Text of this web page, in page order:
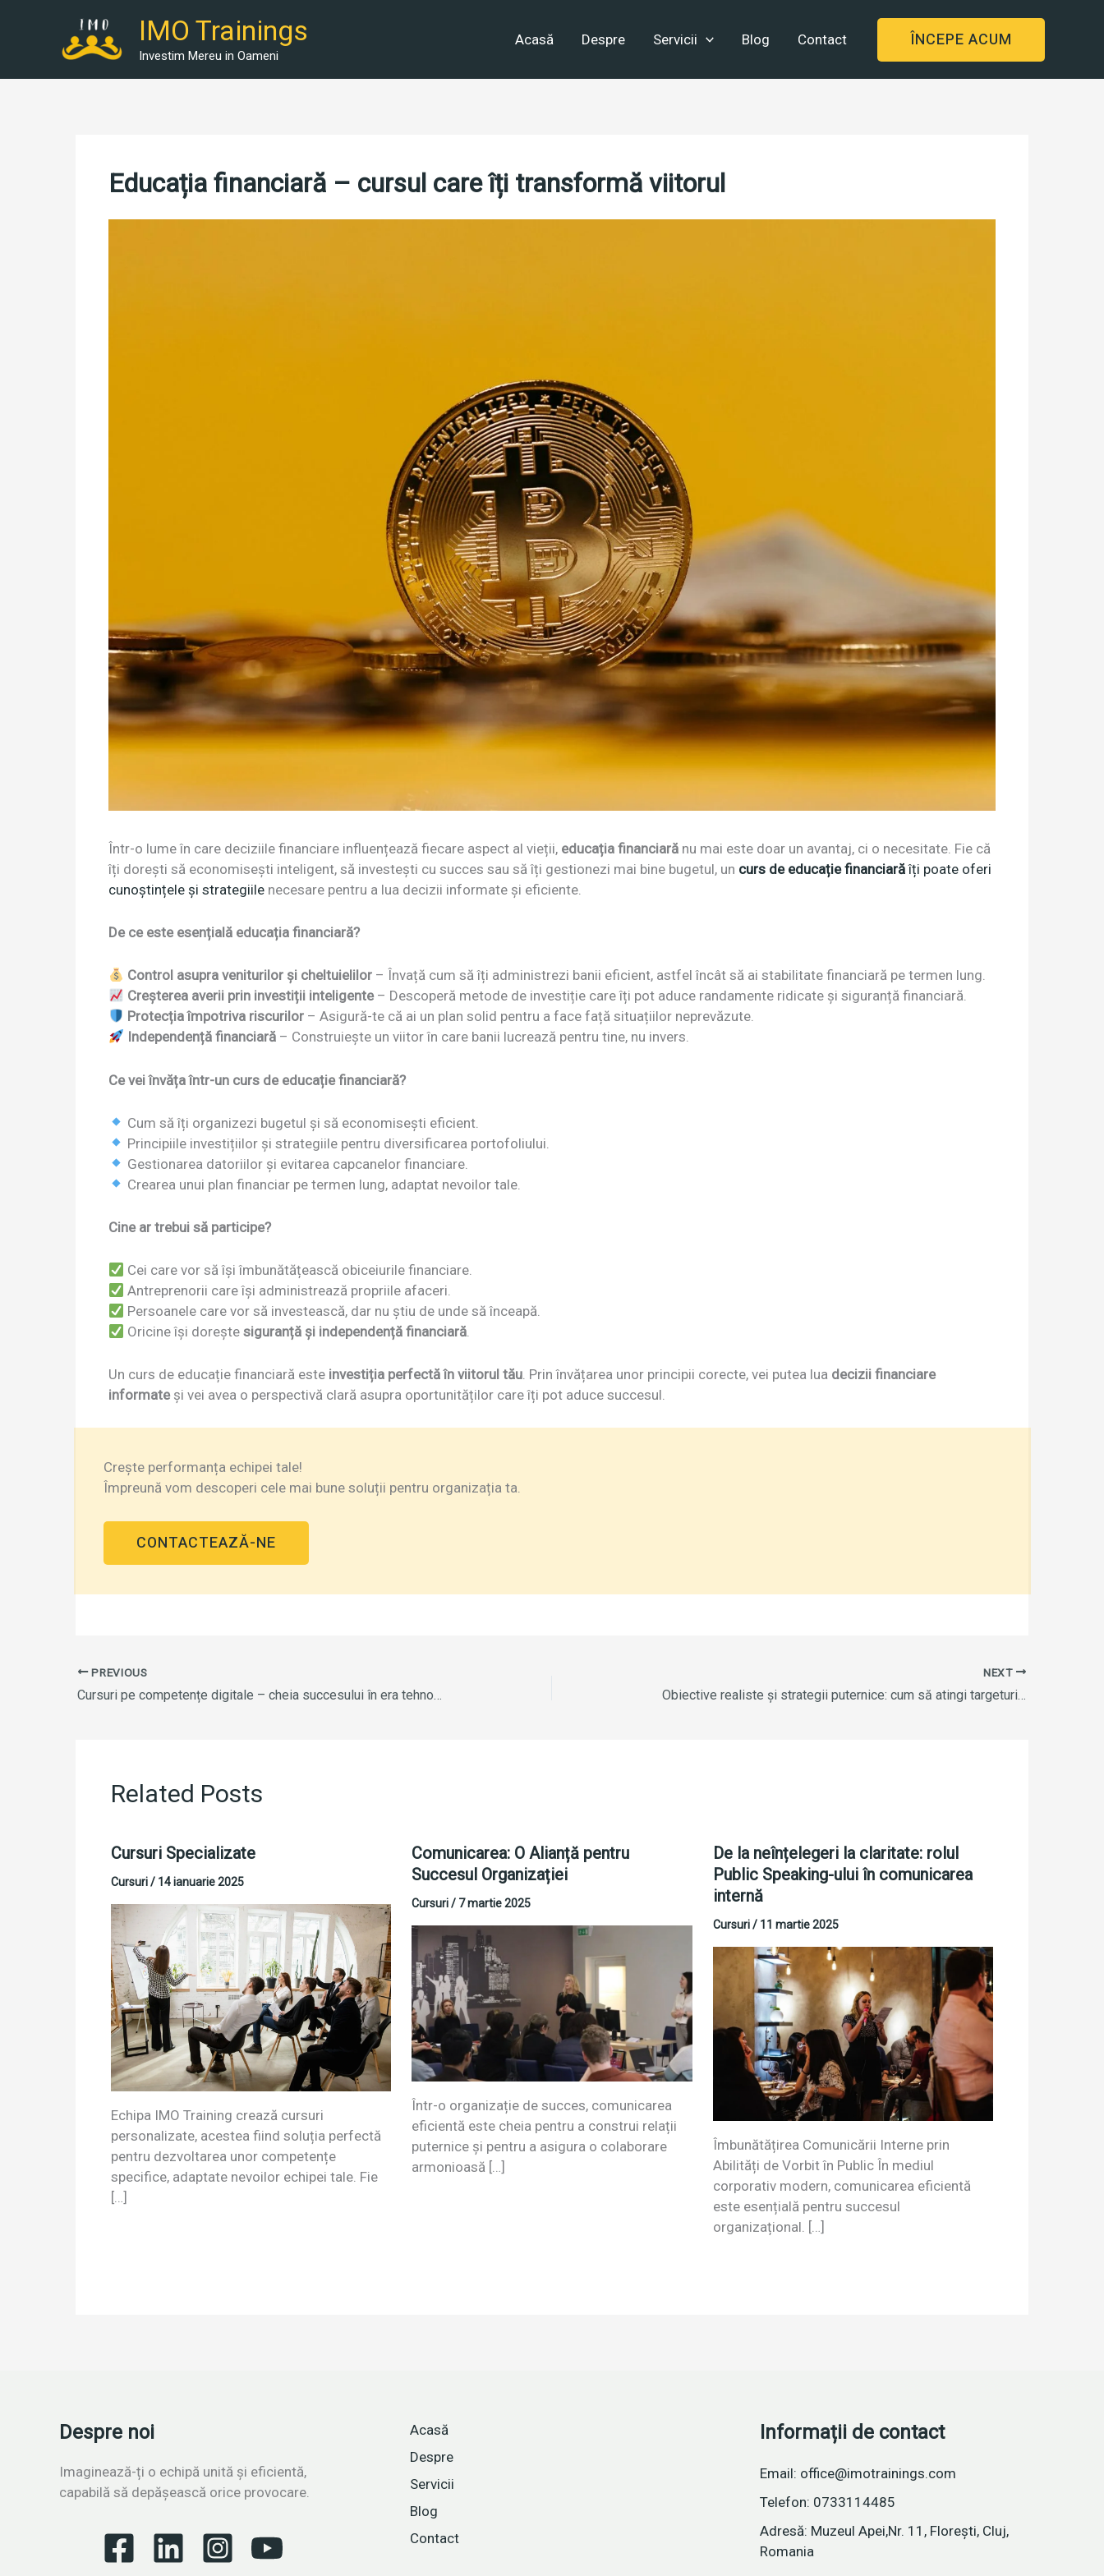
IMO Trainings
Investim Mereu in Oameni
Acasă Despre Servicii Blog Contact ÎNCEPE ACUM
Educația financiară – cursul care îți transformă viitorul
Într-o lume în care deciziile financiare influențează fiecare aspect al vieții, educația financiară nu mai este doar un avantaj, ci o necesitate. Fie că
îți dorești să economisești inteligent, să investești cu succes sau să îți gestionezi mai bine bugetul, un curs de educație financiarăîți poate oferi
cunoștințele și strategiile necesare pentru a lua decizii informate și eficiente.
De ce este esențială educația financiară?
Control asupra veniturilor și cheltuielilor – Învață cum să îți administrezi banii eficient, astfel încât să ai stabilitate financiară pe termen lung.
Creșterea averii prin investiții inteligente– Descoperă metode de investiție care îți pot aduce randamente ridicate și siguranță financiară.
Protecția împotriva riscurilor – Asigură-te că ai un plan solid pentru a face față situațiilor neprevăzute.
Independență financiară – Construiește un viitor în care banii lucrează pentru tine, nu invers.
Ce vei învăța într-un curs de educație financiară?
Cum să îți organizezi bugetul și să economisești eficient.
Principiile investițiilor și strategiile pentru diversificarea portofoliului.
Gestionarea datoriilor și evitarea capcanelor financiare.
Crearea unui plan financiar pe termen lung, adaptat nevoilor tale.
Cine ar trebui să participe?
Cei care vor să își îmbunătățească obiceiurile financiare.
Antreprenorii care își administrează propriile afaceri.
Persoanele care vor să investească, dar nu știu de unde să înceapă.
Oricine își doreștesiguranță și independență financiară.
Un curs de educație financiară este investiția perfectă în viitorul tău. Prin învățarea unor principii corecte, vei putea lua decizii financiare
informateși vei avea o perspectivă clară asupra oportunităților care îți pot aduce succesul.
Crește performanța echipei tale!
Împreună vom descoperi cele mai bune soluții pentru organizația ta.
CONTACTEAZĂ-NE
PREVIOUS
Cursuri pe competențe digitale – cheia succesului în era tehnologiei
NEXT
Obiective realiste și strategii puternice: cum să atingi targeturile în vânzări
Related Posts
Cursuri Specializate
Cursuri/ 14 ianuarie 2025
Echipa IMO Training crează cursuri
personalizate, acestea fiind soluția perfectă
pentru dezvoltarea unor competențe
specifice, adaptate nevoilor echipei tale. Fie
[…]
Comunicarea: O Alianță pentru
Succesul Organizației
Cursuri/ 7 martie 2025
Într-o organizație de succes, comunicarea
eficientă este cheia pentru a construi relații
puternice și pentru a asigura o colaborare
armonioasă […]
De la neînțelegeri la claritate: rolul
Public Speaking-ului în comunicarea
internă
Cursuri/ 11 martie 2025
Îmbunătățirea Comunicării Interne prin
Abilități de Vorbit în Public În mediul
corporativ modern, comunicarea eficientă
este esențială pentru succesul
organizațional. […]
Despre noi
Imaginează-ți o echipă unită și eficientă,
capabilă să depășească orice provocare.
Acasă
Despre
Servicii
Blog
Contact
Informații de contact
Email: office@imotrainings.com
Telefon: 0733114485
Adresă: Muzeul Apei,Nr. 11, Florești, Cluj,
Romania